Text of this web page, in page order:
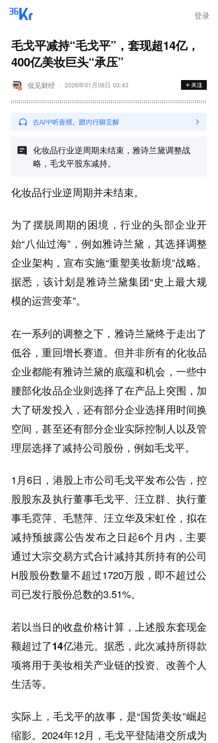
登录
毛戈平减持“毛戈平”，套现超14亿，
400亿美妆巨头“承压”
侃见财经 2026年01月08日 03:43
化妆品行业逆周期未结束，雅诗兰黛调整战
略，毛戈平股东减持。
化妆品行业逆周期并未结束。
为了摆脱周期的困境，行业的头部企业开
始“八仙过海”，例如雅诗兰黛，其选择调整
企业架构，宣布实施“重塑美妆新境”战略。
据悉，该计划是雅诗兰黛集团“史上最大规
模的运营变革”。
在一系列的调整之下，雅诗兰黛终于走出了
低谷，重回增长赛道。但并非所有的化妆品
企业都能有雅诗兰黛的底蕴和机会，一些中
腰部化妆品企业则选择了在产品上突围，加
大了研发投入，还有部分企业选择用时间换
空间，甚至还有部分企业实际控制人以及管
理层选择了减持公司股份，例如毛戈平。
1月6日，港股上市公司毛戈平发布公告，控
股股东及执行董事毛戈平、汪立群、执行董
事毛霓萍、毛慧萍、汪立华及宋虹佺，拟在
减持预披露公告发布之日起6个月内，主要
通过大宗交易方式合计减持其所持有的公司
H股股份数量不超过1720万股，即不超过公
司已发行股份总数的3.51%。
若以当日的收盘价格计算， 上述股东套现金
额超过了14亿港元。据悉，此次减持所得款
项将用于美妆相关产业链的投资、改善个人
生活等。
实际上，毛戈平的故事，是“国货美妆”崛起
缩影。2024年12月，毛戈平登陆港交所成为